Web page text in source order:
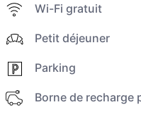
Wi-Fi gratuit
Petit déjeuner
Parking
Borne de recharge